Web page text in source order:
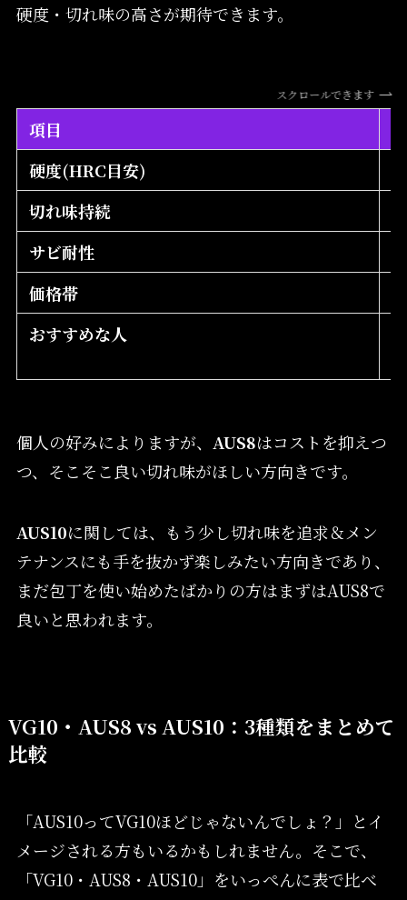
硬度・切れ味の高さが期待できます。
スクロールできます
項目
硬度(HRC目安)
切れ味持続
サビ耐性
価格帯
おすすめな人
個人の好みによりますが、 AUS8はコストを抑えつ
つ、そこそこ良い切れ味がほしい方向きです。
AUS10に関しては、もう少し切れ味を追求＆メン
テナンスにも手を抜かず楽しみたい方向きであり、
まだ包丁を使い始めたばかりの方はまずはAUS8で
良いと思われます。
VG10・AUS8 vs AUS10：3種類をまとめて
比較
「AUS10ってVG10ほどじゃないんでしょ？」とイ
メージされる方もいるかもしれません。そこで、
「VG10・AUS8・AUS10」をいっぺんに表で比べ